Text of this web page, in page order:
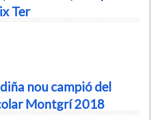
Montgrí
social
Ter
nou campió del
Montgrí 2018